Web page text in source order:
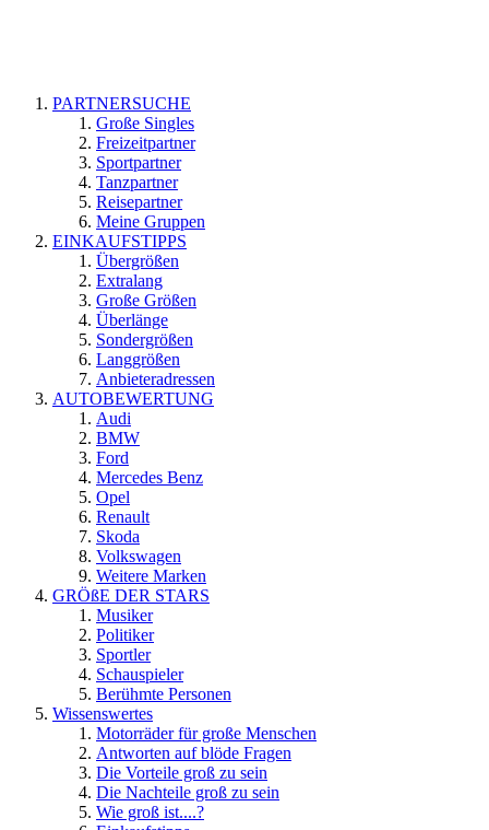
PARTNERSUCHE
Große Singles
Freizeitpartner
Sportpartner
Tanzpartner
Reisepartner
Meine Gruppen
EINKAUFSTIPPS
Übergrößen
Extralang
Große Größen
Überlänge
Sondergrößen
Langgrößen
Anbieteradressen
AUTOBEWERTUNG
Audi
BMW
Ford
Mercedes Benz
Opel
Renault
Skoda
Volkswagen
Weitere Marken
GRÖßE DER STARS
Musiker
Politiker
Sportler
Schauspieler
Berühmte Personen
Wissenswertes
Motorräder für große Menschen
Antworten auf blöde Fragen
Die Vorteile groß zu sein
Die Nachteile groß zu sein
Wie groß ist....?